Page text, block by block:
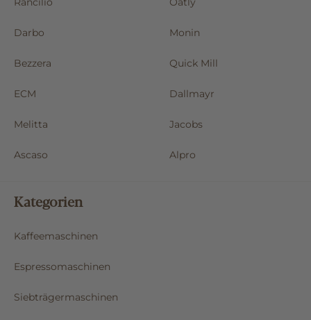
Darbo Monin
Bezzera Quick Mill
ECM Dallmayr
Melitta Jacobs
Ascaso Alpro
Kategorien
Kaffeemaschinen
Espressomaschinen
Siebträgermaschinen